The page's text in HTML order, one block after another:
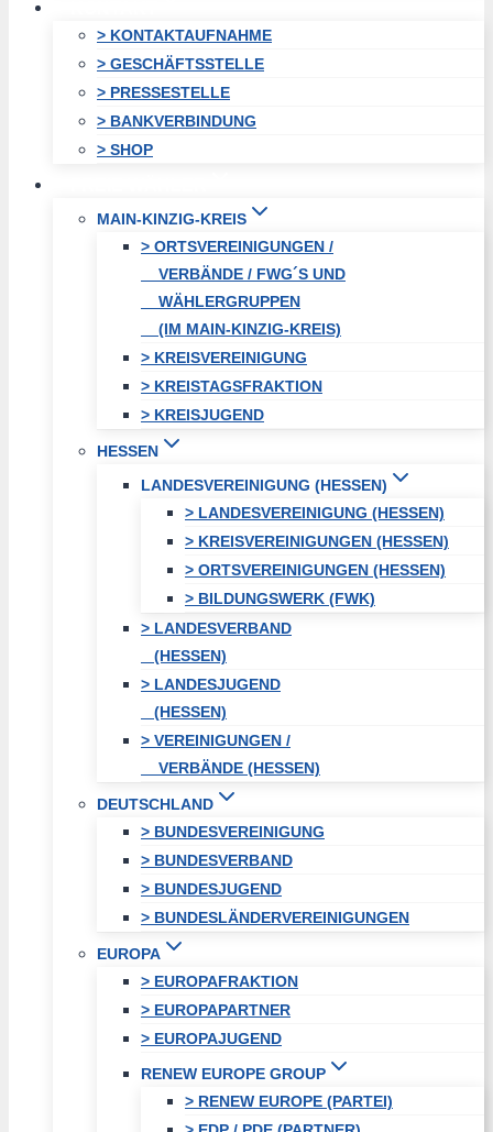
> KONTAKTAUFNAHME
> GESCHÄFTSSTELLE
> PRESSESTELLE
> BANKVERBINDUNG
> SHOP
MAIN-KINZIG-KREIS
> ORTSVEREINIGUNGEN /
VERBÄNDE / FWG´S UND
WÄHLERGRUPPEN
(IM MAIN-KINZIG-KREIS)
> KREISVEREINIGUNG
> KREISTAGSFRAKTION
> KREISJUGEND
HESSEN
LANDESVEREINIGUNG (HESSEN)
> LANDESVEREINIGUNG (HESSEN)
> KREISVEREINIGUNGEN (HESSEN)
> ORTSVEREINIGUNGEN (HESSEN)
> BILDUNGSWERK (FWK)
> LANDESVERBAND
(HESSEN)
> LANDESJUGEND
(HESSEN)
> VEREINIGUNGEN /
VERBÄNDE (HESSEN)
DEUTSCHLAND
> BUNDESVEREINIGUNG
> BUNDESVERBAND
> BUNDESJUGEND
> BUNDESLÄNDERVEREINIGUNGEN
EUROPA
> EUROPAFRAKTION
> EUROPAPARTNER
> EUROPAJUGEND
RENEW EUROPE GROUP
> RENEW EUROPE (PARTEI)